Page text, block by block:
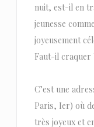
nuit, est-il en
jeunesse
joyeusement
Faut-il craquer
C’est une
Paris, Ier) où
très joyeux et